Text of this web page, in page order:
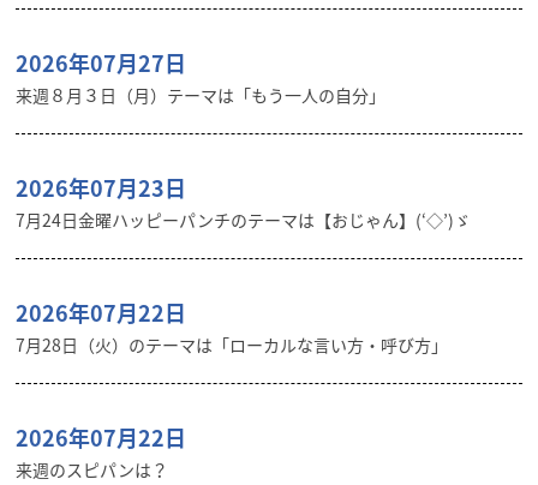
2026年07月27日
来週８月３日（月）テーマは「もう一人の自分」
2026年07月23日
7月24日金曜ハッピーパンチのテーマは【おじゃん】(‘◇’)ゞ
2026年07月22日
7月28日（火）のテーマは「ローカルな言い方・呼び方」
2026年07月22日
来週のスピパンは？